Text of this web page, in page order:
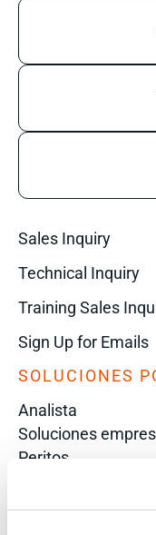
Sales Inquiry
Technical Inquiry
Training Sales
Sign Up for Emails
SOLUCIONES
Analista
Soluciones
Peritos